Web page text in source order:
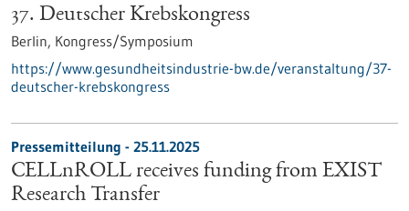
37. Deutscher Krebskongress
Berlin, Kongress/Symposium
https://www.gesundheitsindustrie-bw.de/veranstaltung/37-
deutscher-krebskongress
Pressemitteilung - 25.11.2025
CELLnROLL receives funding from EXIST
Research Transfer